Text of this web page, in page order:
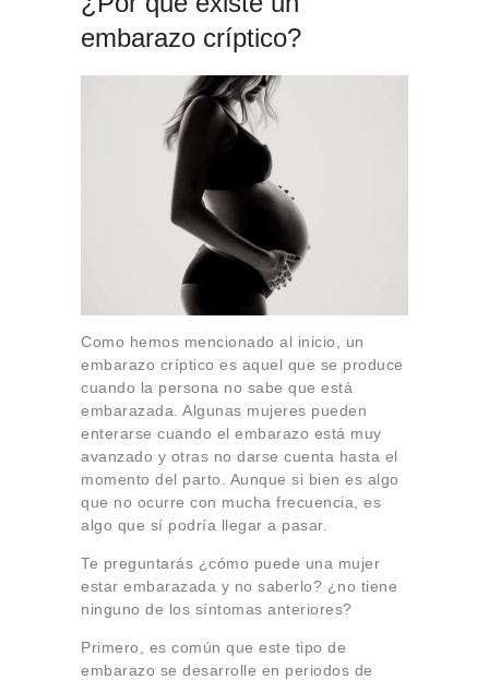
embarazo críptico?
Como hemos mencionado al inicio, un
embarazo críptico es aquel que se produce
cuando la persona no sabe que está
embarazada. Algunas mujeres pueden
enterarse cuando el embarazo está muy
avanzado y otras no darse cuenta hasta el
momento del parto. Aunque si bien es algo
que no ocurre con mucha frecuencia, es
algo que sí podría llegar a pasar.
Te preguntarás ¿cómo puede una mujer
estar embarazada y no saberlo? ¿no tiene
ninguno de los síntomas anteriores?
Primero, es común que este tipo de
embarazo se desarrolle en periodos de